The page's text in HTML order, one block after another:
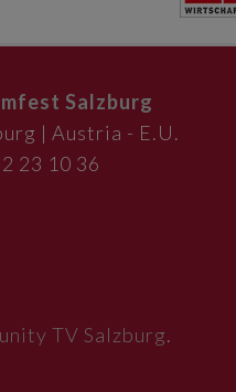
Salzburg
| Austria - E.U.
23 10 36
TV Salzburg.